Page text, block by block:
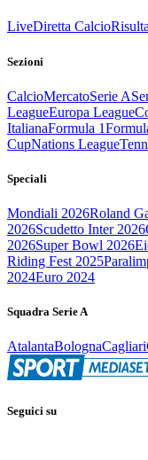
LiveDiretta Calcio
Sezioni
CalcioMercatoSerie A
LeagueEuropa League
ItalianaFormula 1
CupNations League
Speciali
Mondiali 2026Roland
2026Scudetto Inter 2026
2026Super Bowl 2026
Riding Fest 2025
2024Euro 2024
Squadra Serie A
AtalantaBolognaCagliari
Seguici su